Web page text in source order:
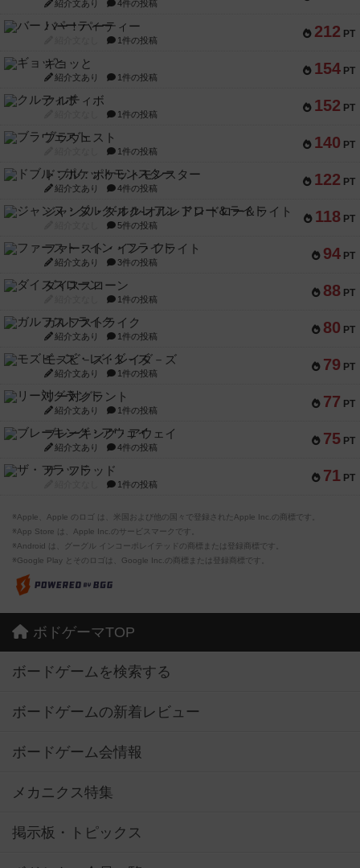
紹介文あり 4件の投稿
212 PT
バー！パーティー
1件の投稿
154 PT
ギョッと
紹介文あり 1件の投稿
152 PT
クルティボ
1件の投稿
140 PT
ブラヴェスト
1件の投稿
122 PT
ドブル：ポケットモンスター
紹介文あり 4件の投稿
118 PT
ジャンヌ・ダルク-オルレアン ドロー＆ライト
5件の投稿
94 PT
ファースト・イン・フライト
紹介文あり 3件の投稿
88 PT
ダイススローン
1件の投稿
80 PT
ガルフストライク
紹介文あり 1件の投稿
79 PT
モズビ－ズ・レイダ－ズ
紹介文あり 1件の投稿
77 PT
リー対グラント
紹介文あり 1件の投稿
75 PT
ブレーキング・アウェイ
紹介文あり 4件の投稿
71 PT
ザ・フラッド
1件の投稿
※Apple、Apple のロゴ は、米国および他の国々で登録されたApple Inc.の商標です。
※App Store は、Apple Inc.のサービスマークです。
※Android は、グーグル インコーポレイテッドの商標または登録商標です。
※Google Play とそのロゴは、Google Inc.の商標または登録商標です。
ボドゲーマTOP
ボードゲームを検索する
ボードゲームの新着レビュー
ボードゲーム会情報
メカニクス特集
掲示板・トピックス